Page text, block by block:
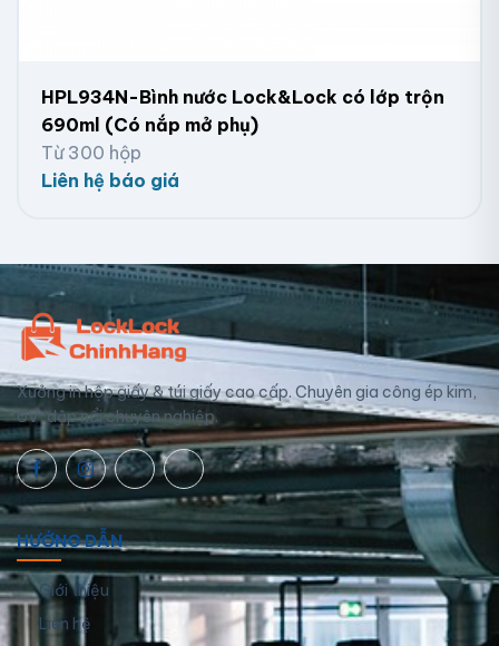
HPL934N-Bình nước Lock&Lock có lớp trộn
690ml (Có nắp mở phụ)
Từ 300 hộp
Liên hệ báo giá
Xưởng in hộp giấy & túi giấy cao cấp. Chuyên gia công ép kim,
UV, dập nổi chuyên nghiệp.
HƯỚNG DẪN
Giới thiệu
Liên hệ